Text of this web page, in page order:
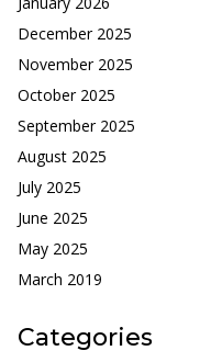
December 2025
November 2025
October 2025
September 2025
August 2025
July 2025
June 2025
May 2025
March 2019
Categories